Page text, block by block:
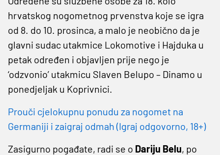
hrvatskog nogometnog prvenstva koje se igra
od 8. do 10. prosinca, a malo je neobično da je
glavni sudac utakmice Lokomotive i Hajduka u
petak određen i objavljen prije nego je
‘odzvonio’ utakmicu Slaven Belupo – Dinamo u
ponedjeljak u Koprivnici.
Prouči cjelokupnu ponudu za nogomet na
Germaniji i zaigraj odmah (Igraj odgovorno, 18+)
Zasigurno pogađate, radi se o Dariju Belu, po